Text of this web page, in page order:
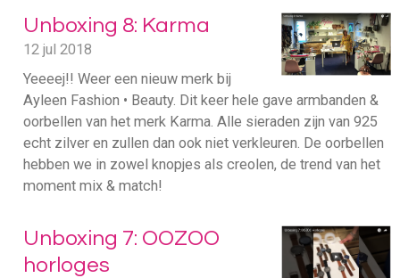
Unboxing 8: Karma
12 jul 2018
Yeeeej!! Weer een nieuw merk bij
Ayleen Fashion • Beauty. Dit keer hele gave armbanden &
oorbellen van het merk Karma. Alle sieraden zijn van 925
echt zilver en zullen dan ook niet verkleuren. De oorbellen
hebben we in zowel knopjes als creolen, de trend van het
moment mix & match!
Unboxing 7: OOZOO
horloges